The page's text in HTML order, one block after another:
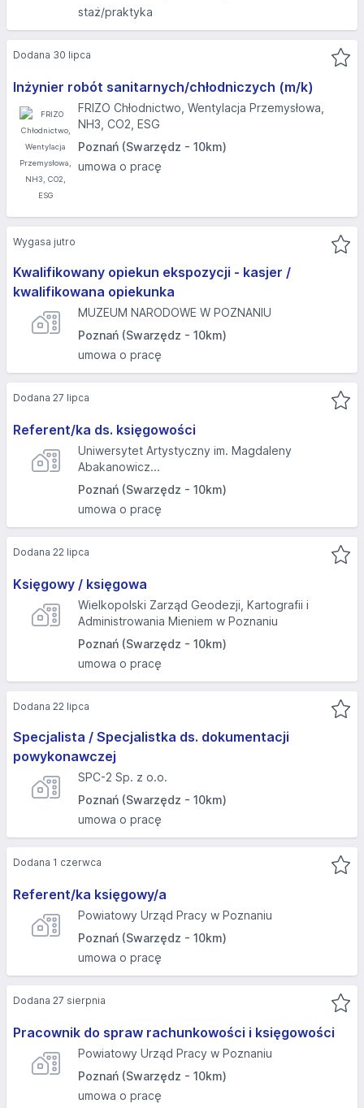
staż/praktyka
Inżynier robót sanitarnych/chłodniczych (m/k)
FRIZO Chłodnictwo, Wentylacja Przemysłowa,
NH3, CO2, ESG
Poznań (Swarzędz - 10km)
umowa o pracę
Dodana 30 lipca
Kwalifikowany opiekun ekspozycji - kasjer /
kwalifikowana opiekunka
MUZEUM NARODOWE W POZNANIU
Poznań (Swarzędz - 10km)
umowa o pracę
Wygasa jutro
Referent/ka ds. księgowości
Uniwersytet Artystyczny im. Magdaleny
Abakanowicz...
Poznań (Swarzędz - 10km)
umowa o pracę
Dodana 27 lipca
Księgowy / księgowa
Wielkopolski Zarząd Geodezji, Kartografii i
Administrowania Mieniem w Poznaniu
Poznań (Swarzędz - 10km)
umowa o pracę
Dodana 22 lipca
Specjalista / Specjalistka ds. dokumentacji
powykonawczej
SPC-2 Sp. z o.o.
Poznań (Swarzędz - 10km)
umowa o pracę
Dodana 22 lipca
Referent/ka księgowy/a
Powiatowy Urząd Pracy w Poznaniu
Poznań (Swarzędz - 10km)
umowa o pracę
Dodana 1 czerwca
Pracownik do spraw rachunkowości i księgowości
Powiatowy Urząd Pracy w Poznaniu
Poznań (Swarzędz - 10km)
umowa o pracę
Dodana 27 sierpnia